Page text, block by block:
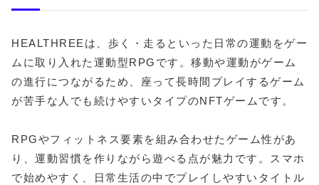
HEALTHREEは、歩く・走るといった日常の運動をゲー
ムに取り入れた運動型RPGです。移動や運動がゲーム
の進行につながるため、座って長時間プレイするゲーム
が苦手な人でも続けやすいタイプのNFTゲームです。
RPGやフィットネス要素を組み合わせたゲーム性があ
り、運動習慣を作りながら遊べる点が魅力です。スマホ
で始めやすく、日常生活の中でプレイしやすいタイトル